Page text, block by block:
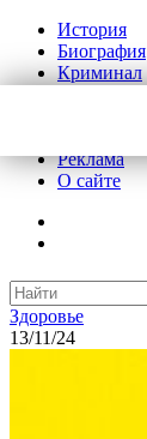
История
Биография
Криминал
Реклама
О сайте
Здоровье
13/11/24